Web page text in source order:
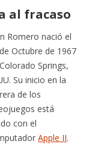
al fracaso
Romero nació el
Octubre de 1967
Springs,
Su inicio en la
de los
está
con el
Apple II.